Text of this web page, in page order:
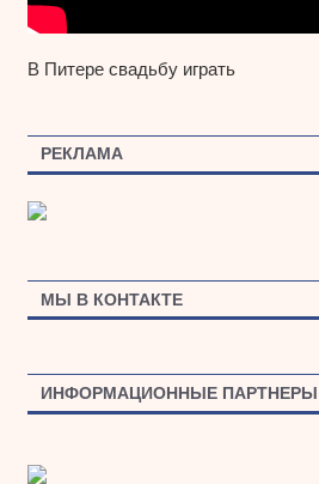
В Питере свадьбу играть
РЕКЛАМА
МЫ В КОНТАКТЕ
ИНФОРМАЦИОННЫЕ ПАРТНЕРЫ